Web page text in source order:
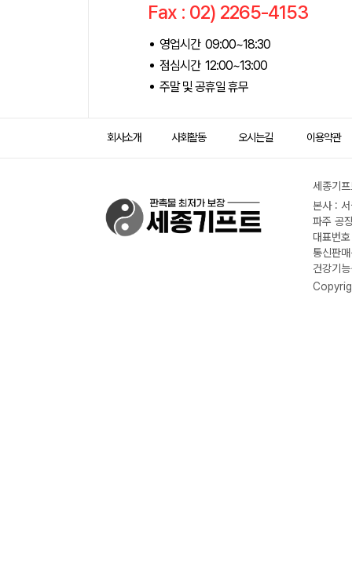
Fax : 02) 2265-4153
영업시간 09:00~18:30
점심시간 12:00~13:00
주말 및 공휴일 휴무
회사소개 사회활동 오시는길 이용약관
세종기
본사 :
파주 공
대표번
통신판
건강기